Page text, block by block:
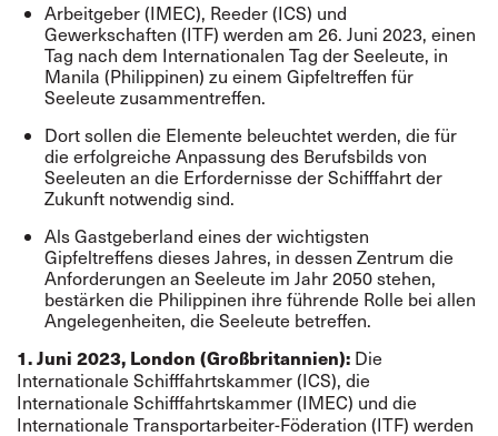
Arbeitgeber (IMEC), Reeder (ICS) und
Gewerkschaften (ITF) werden am 26. Juni 2023, einen
Tag nach dem Internationalen Tag der Seeleute, in
Manila (Philippinen) zu einem Gipfeltreffen für
Seeleute zusammentreffen.
Dort sollen die Elemente beleuchtet werden, die für
die erfolgreiche Anpassung des Berufsbilds von
Seeleuten an die Erfordernisse der Schifffahrt der
Zukunft notwendig sind.
Als Gastgeberland eines der wichtigsten
Gipfeltreffens dieses Jahres, in dessen Zentrum die
Anforderungen an Seeleute im Jahr 2050 stehen,
bestärken die Philippinen ihre führende Rolle bei allen
Angelegenheiten, die Seeleute betreffen.
1. Juni 2023, London (Großbritannien): Die
Internationale Schifffahrtskammer (ICS), die
Internationale Schifffahrtskammer (IMEC) und die
Internationale Transportarbeiter-Föderation (ITF) werden